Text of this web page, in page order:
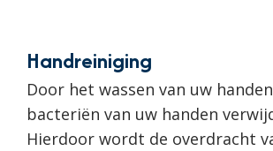
Handreiniging
Door het wassen van uw
bacteriën van uw handen
Hierdoor wordt de overdracht